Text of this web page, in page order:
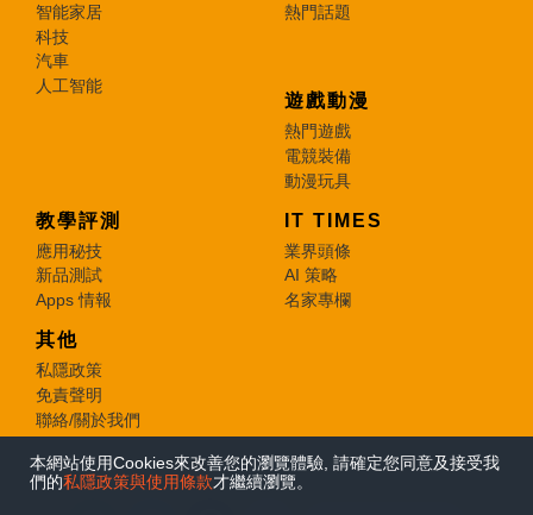
智能家居
科技
汽車
人工智能
熱門話題
遊戲動漫
熱門遊戲
電競裝備
動漫玩具
教學評測
應用秘技
新品測試
Apps 情報
IT TIMES
業界頭條
AI 策略
名家專欄
其他
私隱政策
免責聲明
聯絡/關於我們
© 2026 e-zone. All Rights Reserved.
本網站使用Cookies來改善您的瀏覽體驗, 請確定您同意及接受我
們的私隱政策與使用條款才繼續瀏覽。